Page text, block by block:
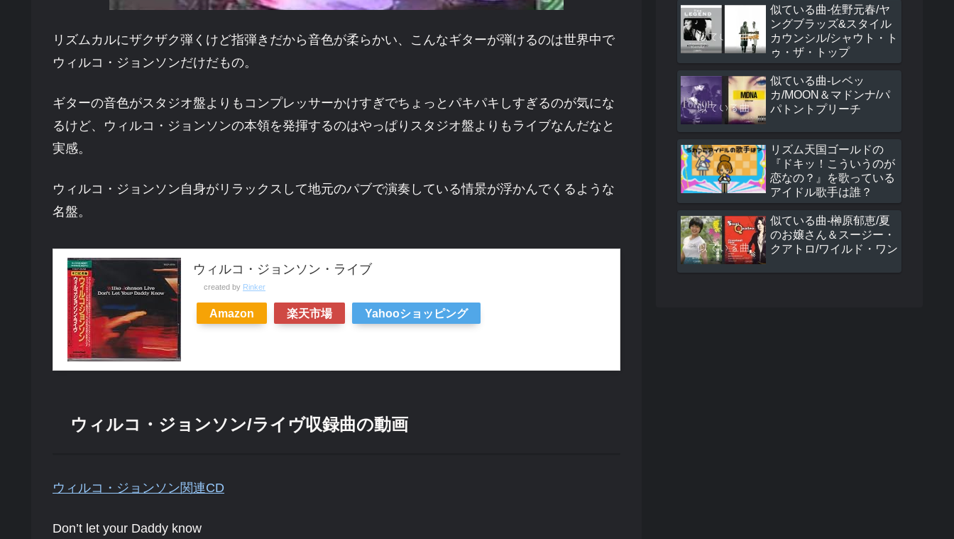
リズムカルにザクザク弾くけど指弾きだから音色が柔らかい、 こんなギターが弾けるのは世界中で
ウィルコ・ジョンソンだけだもの。
ギターの音色がスタジオ盤よりもコンプレッサーかけすぎでちょっとパキパキしすぎるのが気にな
るけど、ウィルコ・ジョンソンの本領を発揮するのはやっぱりスタジオ盤よりもライブなんだなと
実感。
ウィルコ・ジョンソン自身がリラックスして地元のパブで演奏している情景が浮かんでくるような
名盤。
ウィルコ・ジョンソン・ライブ
created by Rinker
Amazon 楽天市場 Yahooショッピング
ウィルコ・ジョンソン/ライヴ収録曲の動画
ウィルコ・ジョンソン関連CD
Don’t let your Daddy know
似ている曲-佐野元春/ヤ
ングブラッズ&スタイル
カウンシル/シャウト・ト
ゥ・ザ・トップ
似ている曲-レベッ
カ/MOON＆マドンナ/パ
パトントプリーチ
リズム天国ゴールドの
『ドキッ！こういうのが
恋なの？』を歌っている
アイドル歌手は誰？
似ている曲-榊原郁恵/夏
のお嬢さん＆スージー・
クアトロ/ワイルド・ワン